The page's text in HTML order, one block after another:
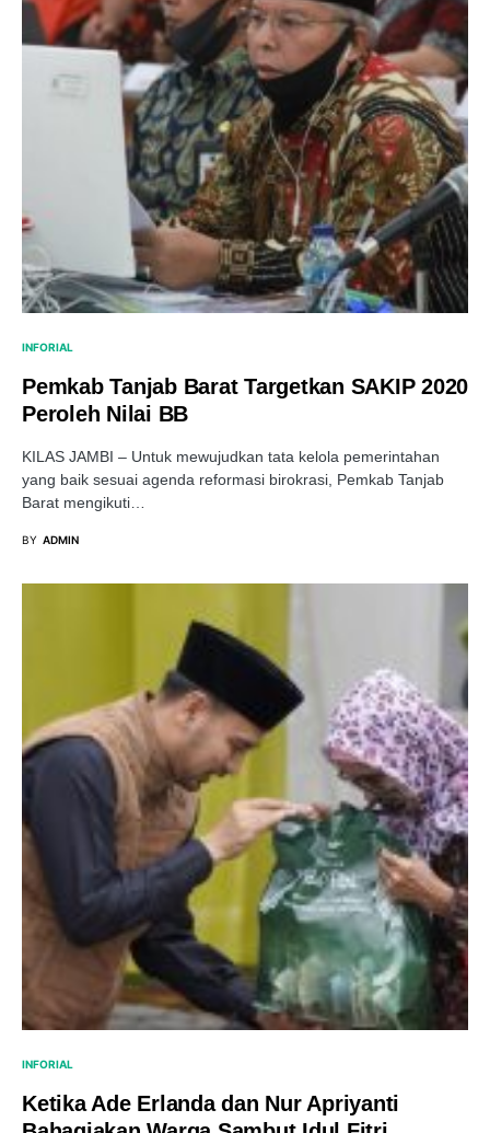
INFORIAL
Pemkab Tanjab Barat Targetkan SAKIP 2020
Peroleh Nilai BB
KILAS JAMBI – Untuk mewujudkan tata kelola pemerintahan
yang baik sesuai agenda reformasi birokrasi, Pemkab Tanjab
Barat mengikuti…
BY ADMIN
INFORIAL
Ketika Ade Erlanda dan Nur Apriyanti